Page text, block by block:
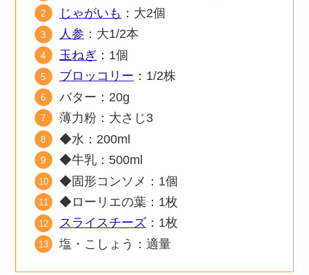
じゃがいも ：大2個
人参 ：大1/2本
玉ねぎ ：1個
ブロッコリー ：1/2株
バター：20g
薄力粉：大さじ3
◆水：200ml
◆牛乳：500ml
◆固形コンソメ：1個
◆ローリエの葉：1枚
スライスチーズ ：1枚
塩・こしょう：適量